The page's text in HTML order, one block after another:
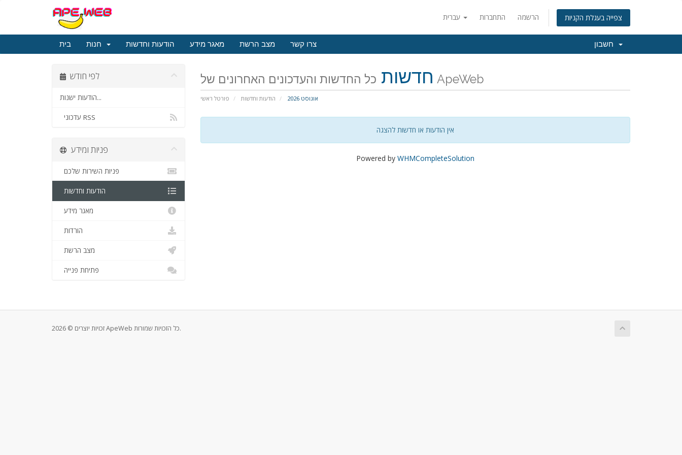
התחברות הרשמה צפייה בעגלת הקניות
בית הודעות וחדשות מאגר מידע מצב הרשת צרו קשר
חדשות כל החדשות והעדכונים האחרונים של ApeWeb
פורטל ראשי הודעות וחדשות אוגוסט 2026
לפי חודש
הודעות ישנות...
עדכוני RSS
אין הודעות או חדשות להצגה
Powered by WHMCompleteSolution
פניות ומידע
פניות השירות שלכם
הודעות וחדשות
מאגר מידע
הורדות
מצב הרשת
פתיחת פנייה
זכויות יוצרים © 2026 ApeWeb כל הזכויות שמורות.